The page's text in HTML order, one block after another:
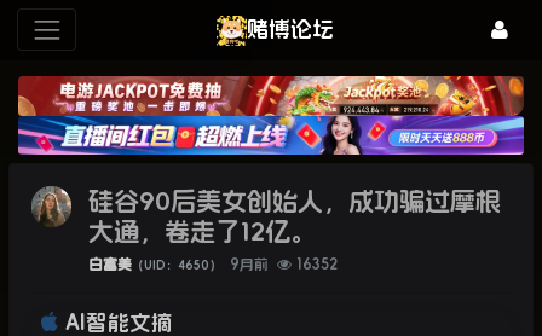
赌博论坛
硅谷90后美女创始人，成功骗过摩根
大通，卷走了12亿。
白富美 （UID：4650） 9月前 16352
AI智能文摘